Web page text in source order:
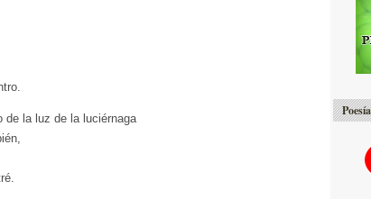
de la luz de la luciérnaga